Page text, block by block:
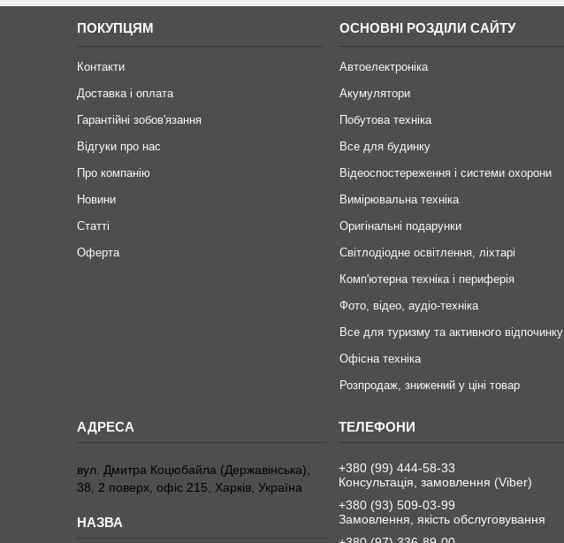
ПОКУПЦЯМ
Контакти
Доставка і оплата
Гарантійні зобов'язання
Відгуки про нас
Про компанію
Новини
Статті
Оферта
ОСНОВНІ РОЗДІЛИ САЙТУ
Автоелектроніка
Акумулятори
Побутова техніка
Все для будинку
Відеоспостереження і системи охорони
Вимірювальна техніка
Оригінальні подарунки
Світлодіодне освітлення, ліхтарі
Комп'ютерна техніка і периферія
Фото, відео, аудіо-техніка
Все для туризму та активного відпочинку
Офісна техніка
Розпродаж, знижений у ціні товар
вул. Дмитра Коцюбайла (Державінська),
38, 2 поверх, офіс 215, Харків, Україна
+380 (99) 444-58-33
Консультація, замовлення (Viber)
+380 (93) 509-03-99
Замовлення, якість обслуговування